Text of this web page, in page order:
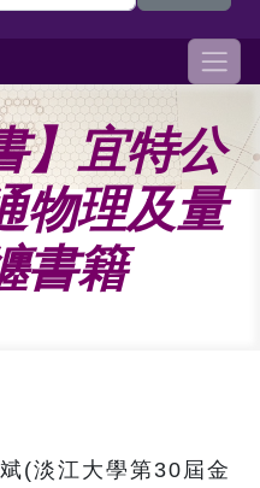
】宜特公
物理及量
書籍
(淡江大學第30屆金